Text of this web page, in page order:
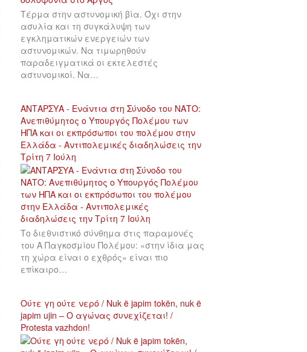
Τέρμα στην αστυνομική βία. Όχι στην
ασυλία και τη συγκάλυψη των
εγκληματικών ενεργειών των
αστυνομικών. Να τιμωρηθούν
παραδειγματικά οι εκτελεστές
αστυνομικοί. Να…
ΑΝΤΑΡΣΥΑ - Ενάντια στη Σύνοδο του ΝΑΤΟ:
Ανεπιθύμητος ο Υπουργός Πολέμου των
ΗΠΑ και οι εκπρόσωποι του πολέμου στην
Ελλάδα - Αντιπολεμικές διαδηλώσεις την
Τρίτη 7 Ιούλη
Το διεθνιστικό σύνθημα στις παραμονές
του Α Παγκοσμίου Πολέμου: «στην ίδια μας
τη χώρα είναι ο εχθρός» είναι πιο
επίκαιρο…
Ούτε γη ούτε νερό / Nuk ë japim tokën, nuk ë
japim ujin – Ο αγώνας συνεχίζεται! /
Protesta vazhdon!